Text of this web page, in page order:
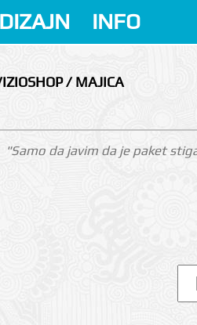
DIZAJN INFO
/ MAJICA
"Samo da javim da je paket